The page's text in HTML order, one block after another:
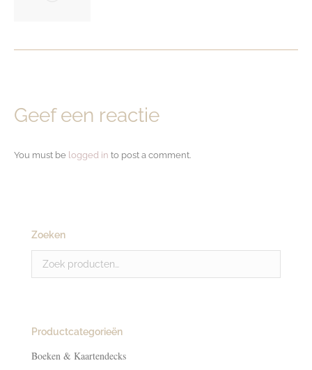
Geef een reactie
You must be logged in to post a comment.
Zoeken
Productcategorieën
Boeken & Kaartendecks